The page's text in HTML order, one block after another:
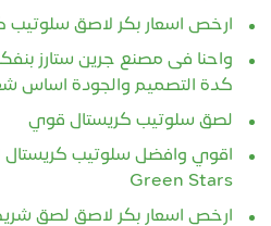
ارخص اسعار بكر لاصق سلوتيب
واحنا فى مصنع جرين ستارز
كدة التصميم والجودة اساس
لصق سلوتيب كريستال قوي
اقوي وافضل سلوتيب كريستال
Green Stars
ارخص اسعار بكر لاصق لصق